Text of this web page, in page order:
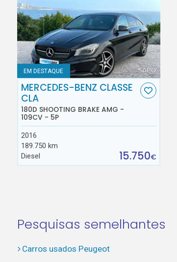
EM DESTAQUE
MERCEDES-BENZ CLASSE
CLA
180D SHOOTING BRAKE AMG -
109CV - 5P
2016
189.750 km
Diesel
15.750€
Pesquisas semelhantes
Carros usados Peugeot